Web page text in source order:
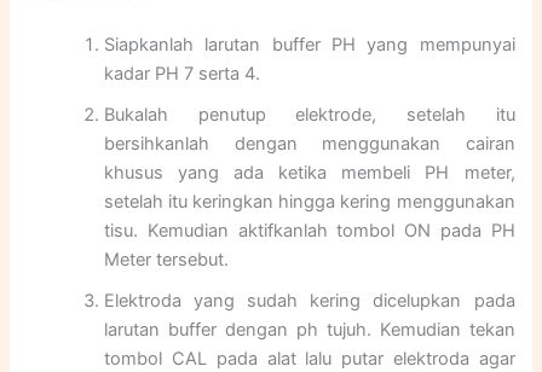
Siapkanlah larutan buffer PH yang mempunyai
kadar PH 7 serta 4.
Bukalah penutup elektrode, setelah itu
bersihkanlah dengan menggunakan cairan
khusus yang ada ketika membeli PH meter,
setelah itu keringkan hingga kering menggunakan
tisu. Kemudian aktifkanlah tombol ON pada PH
Meter tersebut.
Elektroda yang sudah kering dicelupkan pada
larutan buffer dengan ph tujuh. Kemudian tekan
tombol CAL pada alat lalu putar elektroda agar